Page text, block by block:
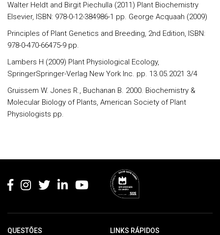
Walter Heldt and Birgit Piechulla (2011) Plant Biochemistry
Elsevier, ISBN: 978-0-12-384986-1 pp. George Acquaah (2009)
Principles of Plant Genetics and Breeding, 2nd Edition, ISBN:
978-0-470-66475-9 pp.
Lambers H (2009) Plant Physiological Ecology,
SpringerSpringer-Verlag New York Inc. pp. 13.05.2021 3/4
Gruissem W. Jones R., Buchanan B. 2000. Biochemistry &
Molecular Biology of Plants, American Society of Plant
Physiologists pp.
QUESTÕES LINKS RÁPIDOS